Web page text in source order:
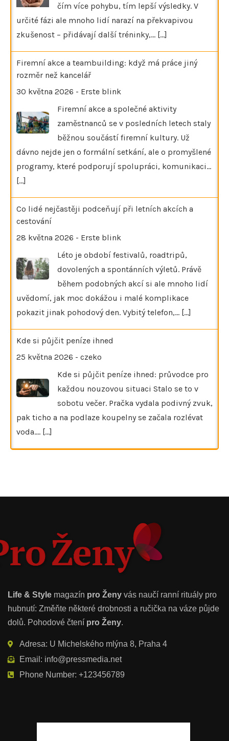
čím více pohybu, tím lepší výsledky. V
určité fázi ale mnoho lidí narazí na překvapivou
zkušenost – přidávají další tréninky,… [...]
Firemní akce a teambuilding: když má práce jiný
rozměr než kancelář
30 května 2026 - Erste blink
Firemní akce a společné aktivity
zaměstnanců se v posledních letech staly
běžnou součástí firemní kultury. Už
dávno nejde jen o formální setkání, ale o promyšlené
programy, které podporují spolupráci, komunikaci…
[...]
Co lidé nejčastěji podceňují při letních akcích a
cestování
28 května 2026 - Erste blink
Léto je období festivalů, roadtripů,
dovolených a spontánních výletů. Právě
během podobných akcí si ale mnoho lidí
uvědomí, jak moc dokážou i malé komplikace
pokazit jinak pohodový den. Vybitý telefon,… [...]
Kde si půjčit peníze ihned
25 května 2026 - czeko
Kde si půjčit peníze ihned: průvodce pro
každou nouzovou situaci Stalo se to v
sobotu večer. Pračka vydala podivný zvuk,
pak ticho a na podlaze koupelny se začala rozlévat
voda.… [...]
Life & Style magazín pro Ženy vás naučí ranní rituály pro
hubnutí: Změňte některé drobnosti a ručička na váze půjde
dolů. Pohodové čtení pro Ženy.
Adresa: U Michelského mlýna 8, Praha 4
Email: info@pressmedia.net
Phone Number: +123456789